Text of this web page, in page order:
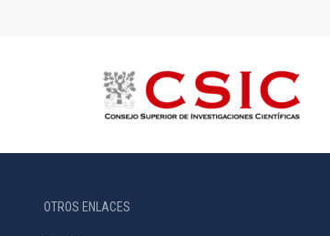
OTROS ENLACES